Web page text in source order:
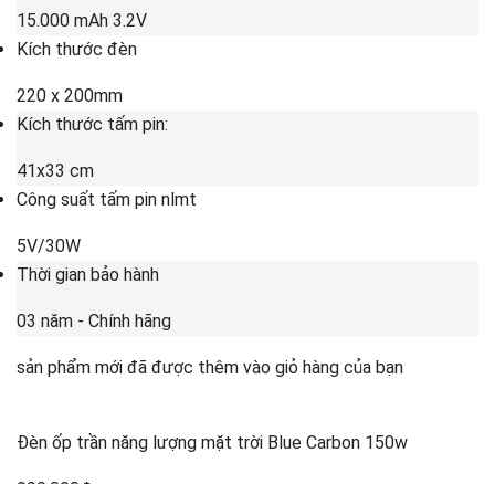
15.000 mAh 3.2V
Kích thước đèn
220 x 200mm
Kích thước tấm pin:
41x33 cm
Công suất tấm pin nlmt
5V/30W
Thời gian bảo hành
03 năm - Chính hãng
sản phẩm mới đã được thêm vào giỏ hàng của bạn
Đèn ốp trần năng lượng mặt trời Blue Carbon 150w